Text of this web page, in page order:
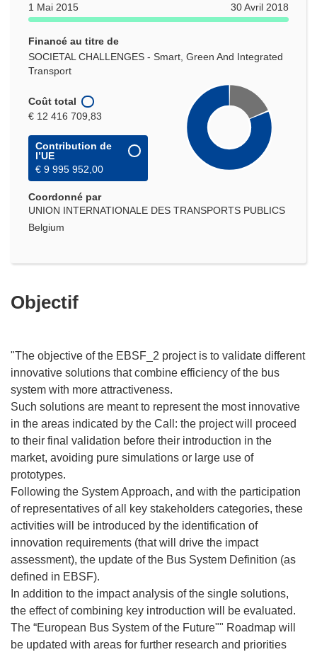
1 Mai 2015
30 Avril 2018
Financé au titre de
SOCIETAL CHALLENGES - Smart, Green And Integrated
Transport
Coût total
€ 12 416 709,83
Contribution de
l’UE
€ 9 995 952,00
Coordonné par
UNION INTERNATIONALE DES TRANSPORTS PUBLICS
Belgium
Objectif
"The objective of the EBSF_2 project is to validate different
innovative solutions that combine efficiency of the bus
system with more attractiveness.
Such solutions are meant to represent the most innovative
in the areas indicated by the Call: the project will proceed
to their final validation before their introduction in the
market, avoiding pure simulations or large use of
prototypes.
Following the System Approach, and with the participation
of representatives of all key stakeholders categories, these
activities will be introduced by the identification of
innovation requirements (that will drive the impact
assessment), the update of the Bus System Definition (as
defined in EBSF).
In addition to the impact analysis of the single solutions,
the effect of combining key introduction will be evaluated.
The “European Bus System of the Future"" Roadmap will
be updated with areas for further research and priorities